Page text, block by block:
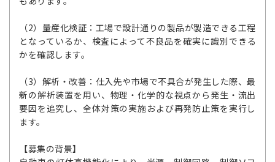
（2）量産化検証：工場で設計通りの製品が製造できる工程
となっているか、検査によって不良品を確実に識別できる
かを確認します。
（3）解析・改善：仕入先や市場で不具合が発生した際、最
新の解析装置を用い、物理・化学的な視点から発生・流出
要因を追究し、全体対策の実施および再発防止策を実行し
ます。
【募集の背景】